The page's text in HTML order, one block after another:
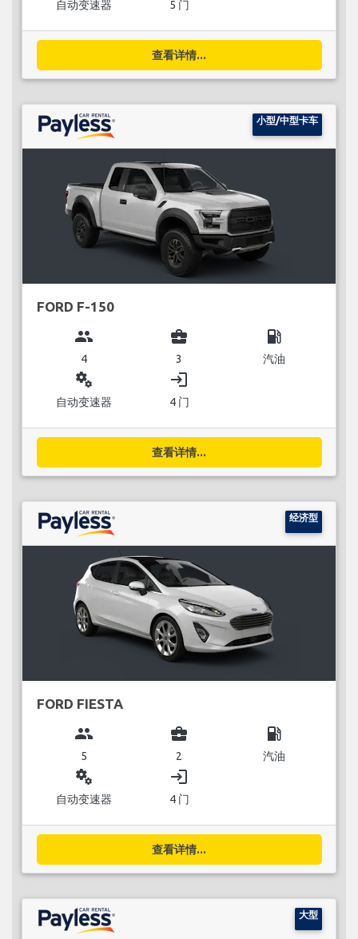
自动变速器 5 门
查看详情...
小型/中型卡车
FORD F-150
group
4
business_center
3
local_gas_station
汽油
miscellaneous_services
自动变速器
login
4 门
查看详情...
经济型
FORD FIESTA
group
5
business_center
2
local_gas_station
汽油
miscellaneous_services
自动变速器
login
4 门
查看详情...
大型